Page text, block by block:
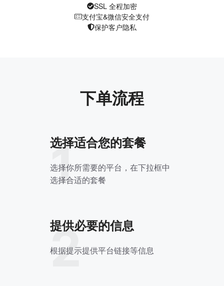
SSL 全程加密
支付宝&微信安全支付
保护客户隐私
下单流程
选择适合您的套餐
选择你所需要的平台，在下拉框中
选择合适的套餐
1
提供必要的信息
根据提示提供平台链接等信息
2